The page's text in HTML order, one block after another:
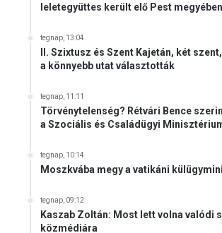
leletegyüttes került elő Pest megyében
tegnap, 13:04
II. Szixtusz és Szent Kajetán, két
a könnyebb utat választották
tegnap, 11:11
Törvénytelenség? Rétvári Bence
a Szociális és Családügyi
tegnap, 10:14
Moszkvába megy a vatikáni
tegnap, 09:12
Kaszab Zoltán: Most lett volna valódi
közmédiára